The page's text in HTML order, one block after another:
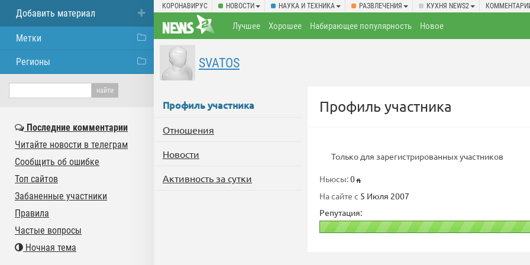
КОРОНАВИРУС НОВОСТИ НАУКА И ТЕХНИКА РАЗВЛЕЧЕНИЯ КУХНЯ NEWS2
Лучшее Хорошее Набирающее популярность Новое
SVATOS
Профиль участника
Отношения
Новости
Активность за сутки
Профиль участника
Только для зарегистрированных участников
Ньюсы:0
На сайте с 5 Июля 2007
Репутация:
Добавить материал
Метки
Регионы
Последние комментарии
Читайте новости в телеграм
Сообщить об ошибке
Топ сайтов
Забаненные участники
Правила
Частые вопросы
Ночная тема